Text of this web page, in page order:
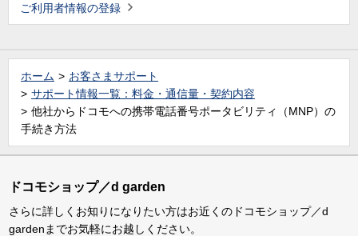
ご利用者情報の登録
ホーム
お客さまサポート
サポート情報一覧：料金・通信量・契約内容
他社からドコモへの携帯電話番号ポータビリティ（MNP）の
手続き方法
ドコモショップ／d garden
さらに詳しくお知りになりたい方はお近くのドコモショップ／d
gardenまでお気軽にお越しください。